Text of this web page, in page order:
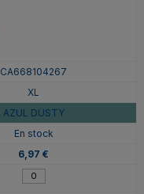
CA668104267
XL
AZUL DUSTY
En stock
6,97 €